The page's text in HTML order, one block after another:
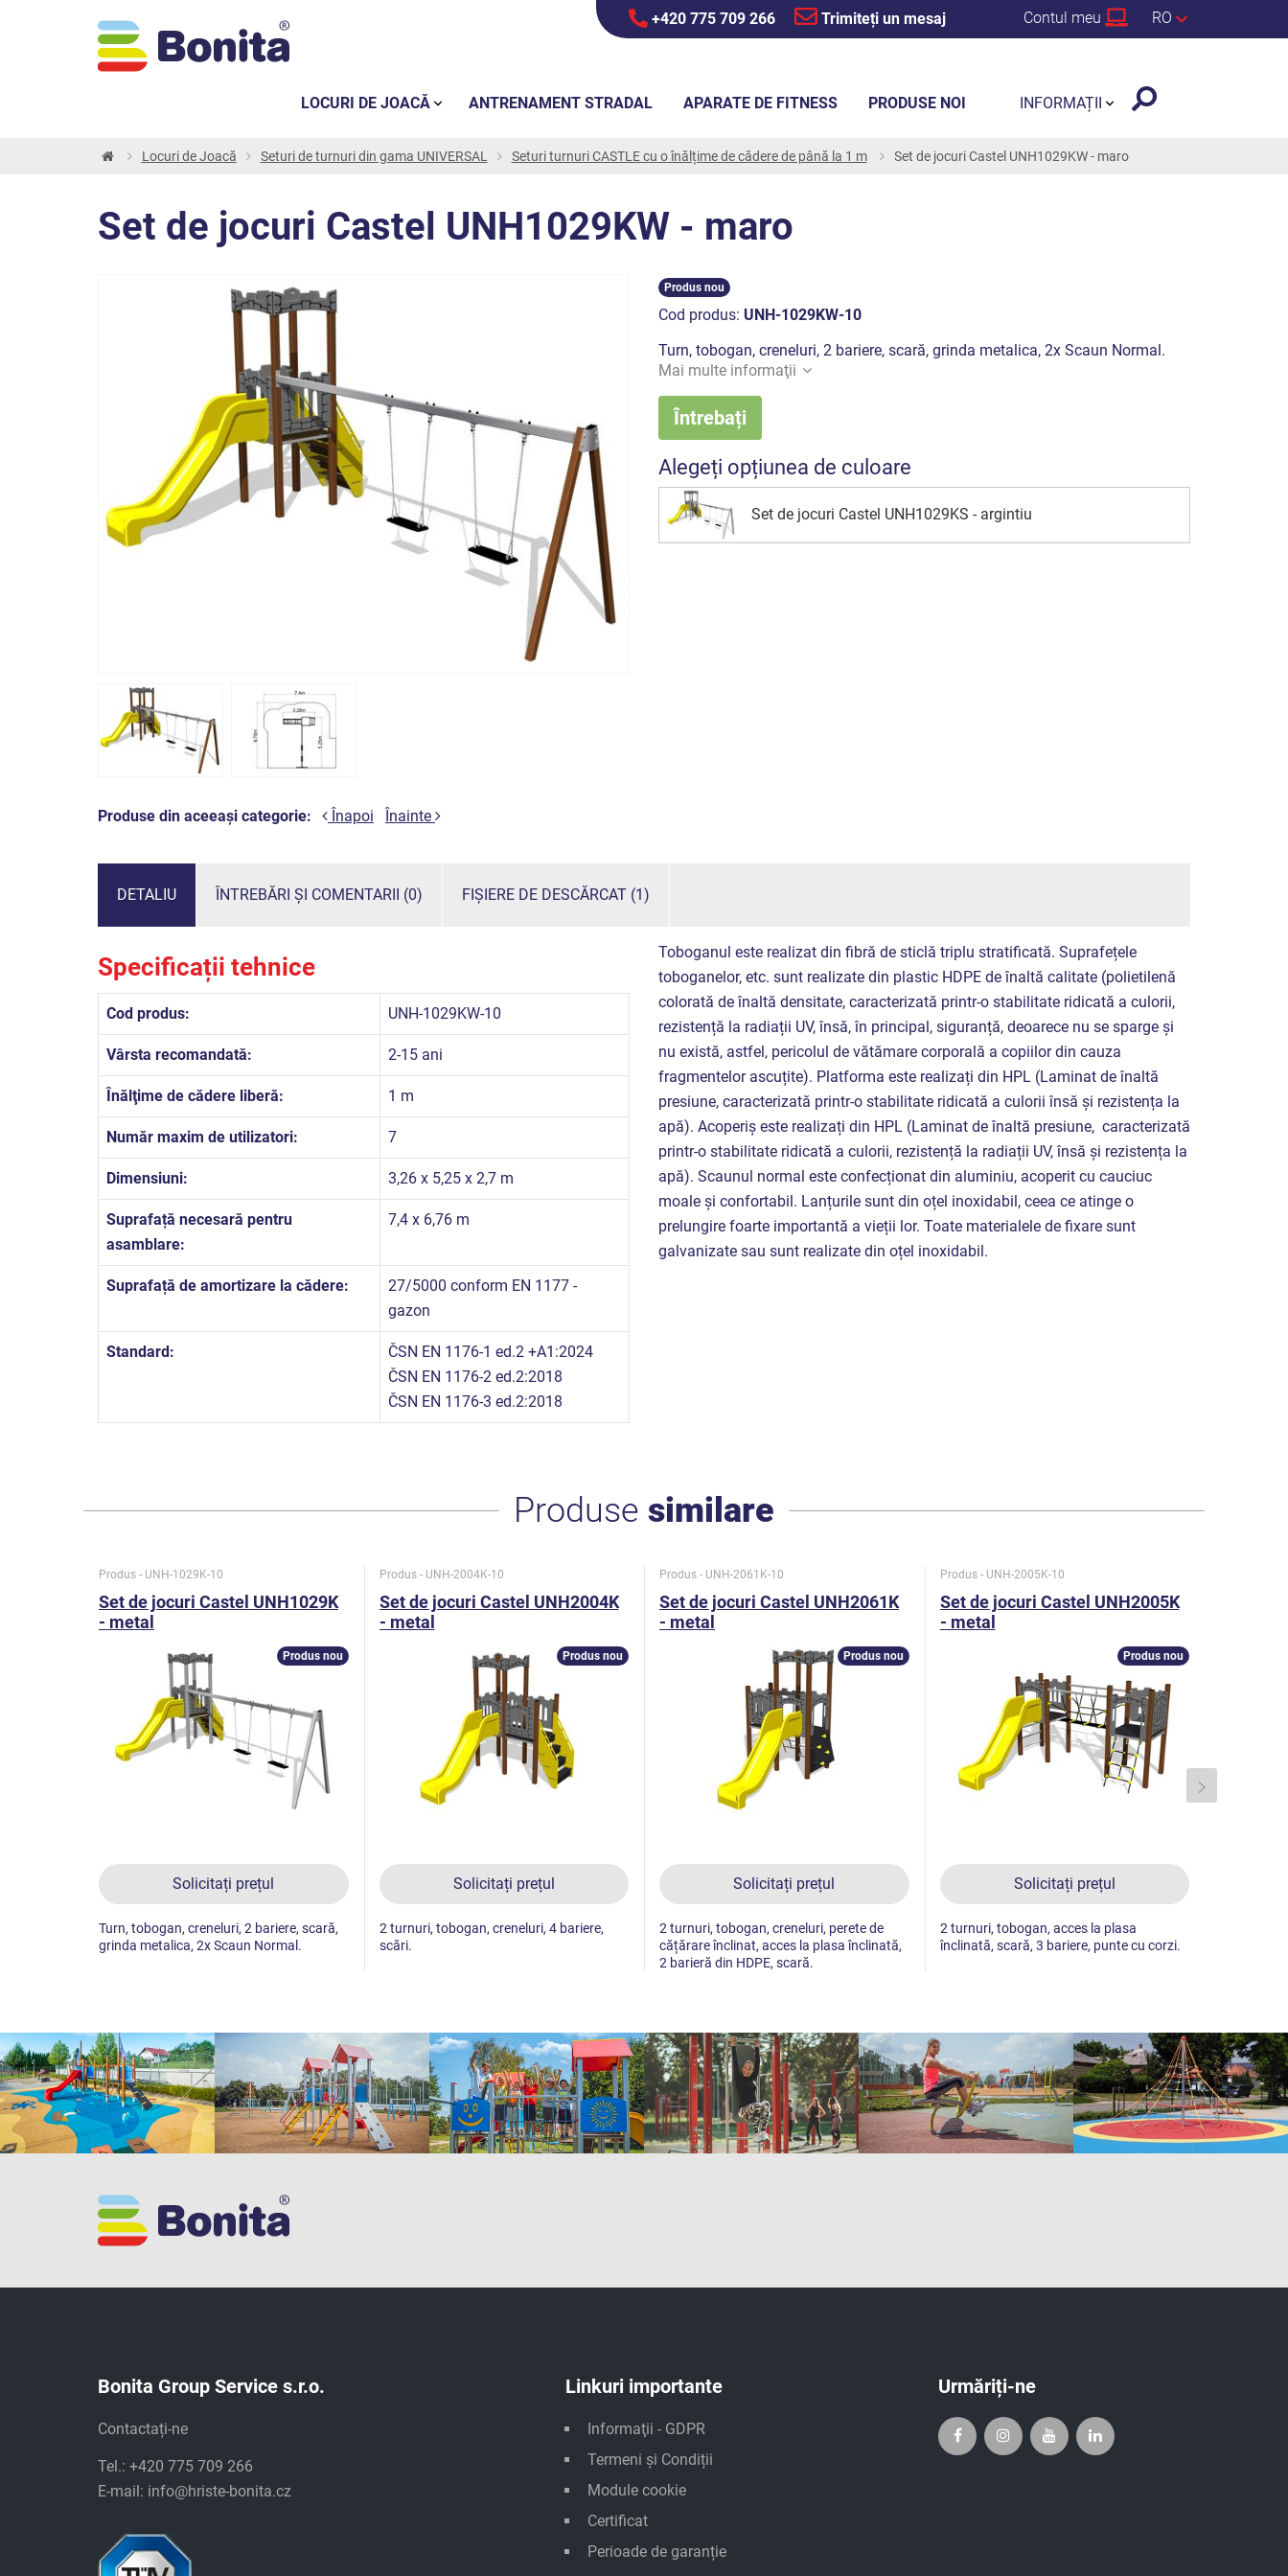
+420 775 709 266 Trimiteți un mesaj Contul meu RO
Locuri de Joacă Seturi de turnuri din gama UNIVERSAL Seturi turnuri CASTLE cu o înălțime de cădere de până la 1 m Set de jocuri Castel UNH1029KW - maro
Set de jocuri Castel UNH1029KW - maro
Produse din aceeași categorie: Înapoi Înainte
Produs nou
Cod produs: UNH-1029KW-10
Turn, tobogan, creneluri, 2 bariere, scară, grinda metalica, 2x Scaun Normal.
Mai multe informaţii
Întrebați
Alegeți opțiunea de culoare
Set de jocuri Castel UNH1029KS - argintiu
DETALIU ÎNTREBĂRI ȘI COMENTARII (0) FIȘIERE DE DESCĂRCAT (1)
Specificații tehnice
Cod produs: UNH-1029KW-10
Vârsta recomandată: 2-15 ani
Înălţime de cădere liberă: 1 m
Număr maxim de utilizatori: 7
Dimensiuni: 3,26 x 5,25 x 2,7 m
Suprafață necesară pentru
asamblare:
7,4 x 6,76 m
Suprafață de amortizare la cădere:
27/5000 conform EN 1177 -
gazon
Standard:
ČSN EN 1176-1 ed.2 +A1:2024
ČSN EN 1176-2 ed.2:2018
ČSN EN 1176-3 ed.2:2018
Toboganul este realizat din fibră de sticlă triplu stratificată. Suprafețele
toboganelor, etc. sunt realizate din plastic HDPE de înaltă calitate (polietilenă
colorată de înaltă densitate, caracterizată printr-o stabilitate ridicată a culorii,
rezistență la radiații UV, însă, în principal, siguranță, deoarece nu se sparge și
nu există, astfel, pericolul de vătămare corporală a copiilor din cauza
fragmentelor ascuțite). Platforma este realizați din HPL (Laminat de înaltă
presiune, caracterizată printr-o stabilitate ridicată a culorii însă și rezistența la
apă). Acoperiș este realizați din HPL (Laminat de înaltă presiune, caracterizată
printr-o stabilitate ridicată a culorii, rezistență la radiații UV, însă și rezistența la
apă). Scaunul normal este confecționat din aluminiu, acoperit cu cauciuc
moale și confortabil. Lanțurile sunt din oțel inoxidabil, ceea ce atinge o
prelungire foarte importantă a vieții lor. Toate materialele de fixare sunt
galvanizate sau sunt realizate din oțel inoxidabil.
Produse similare
Produs - UNH-1029K-10
Set de jocuri Castel UNH1029K
- metal
Solicitați prețul
Produs nou
Turn, tobogan, creneluri, 2 bariere, scară,
grinda metalica, 2x Scaun Normal.
Produs - UNH-2004K-10
Set de jocuri Castel UNH2004K
- metal
Solicitați prețul
Produs nou
2 turnuri, tobogan, creneluri, 4 bariere,
scări.
Produs - UNH-2061K-10
Set de jocuri Castel UNH2061K
- metal
Solicitați prețul
Produs nou
2 turnuri, tobogan, creneluri, perete de
cățărare înclinat, acces la plasa înclinată,
2 barieră din HDPE, scară.
Produs - UNH-2005K-10
Set de jocuri Castel UNH2005K
- metal
Solicitați prețul
Produs nou
2 turnuri, tobogan, acces la plasa
înclinată, scară, 3 bariere, punte cu corzi.
Bonita Group Service s.r.o.
Contactați-ne
Tel.: +420 775 709 266
E-mail: info@hriste-bonita.cz
Linkuri importante
Informaţii - GDPR
Termeni și Condiții
Module cookie
Certificat
Perioade de garanție
Urmăriți-ne
LOCURI DE JOACĂ ANTRENAMENT STRADAL APARATE DE FITNESS PRODUSE NOI INFORMAȚII